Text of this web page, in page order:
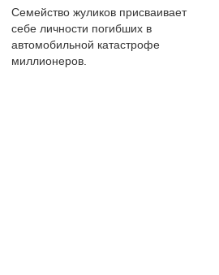
Семейство жуликов присваивает
себе личности погибших в
автомобильной катастрофе
миллионеров.